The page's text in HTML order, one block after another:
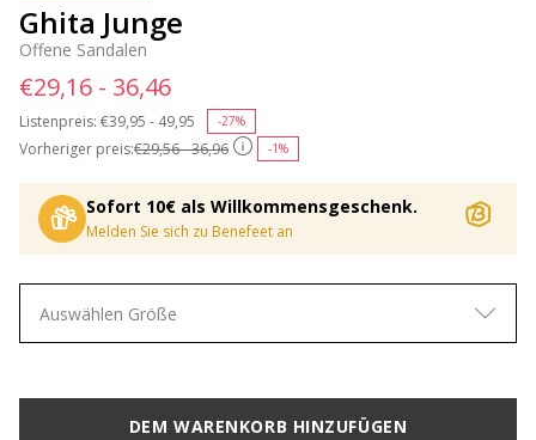
Ghita Junge
Offene Sandalen
€29,16 - 36,46
Listenpreis: Price reduced from
€39,95 - 49,95 -27%
Vorheriger preis:€29,56 - 36,96 -1%
Sofort 10€ als Willkommensgeschenk.
Melden Sie sich zu Benefeet an
Auswählen Größe
DEM WARENKORB HINZUFÜGEN